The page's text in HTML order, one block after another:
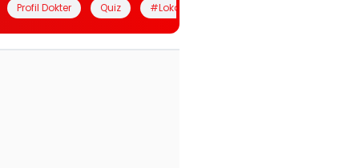
Profil Dokter Quiz #LokalBerdaya